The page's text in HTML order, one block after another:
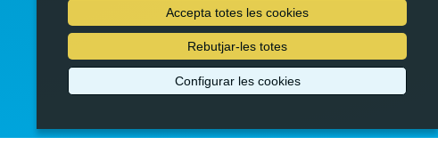
Accepta totes les cookies
Rebutjar-les totes
Configurar les cookies